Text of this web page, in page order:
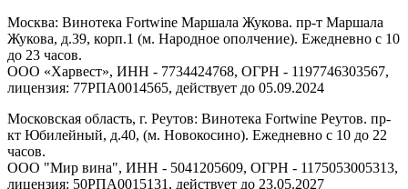
Москва: Винотека Fortwine Маршала Жукова. пр-т Маршала
Жукова, д.39, корп.1 (м. Народное ополчение). Ежедневно с 10
до 23 часов.
ООО «Харвест», ИНН - 7734424768, ОГРН - 1197746303567,
лицензия: 77РПА0014565, действует до 05.09.2024
Московская область, г. Реутов: Винотека Fortwine Реутов. пр-
кт Юбилейный, д.40, (м. Новокосино). Ежедневно с 10 до 22
часов.
ООО "Мир вина", ИНН - 5041205609, ОГРН - 1175053005313,
лицензия: 50РПА0015131, действует до 23.05.2027